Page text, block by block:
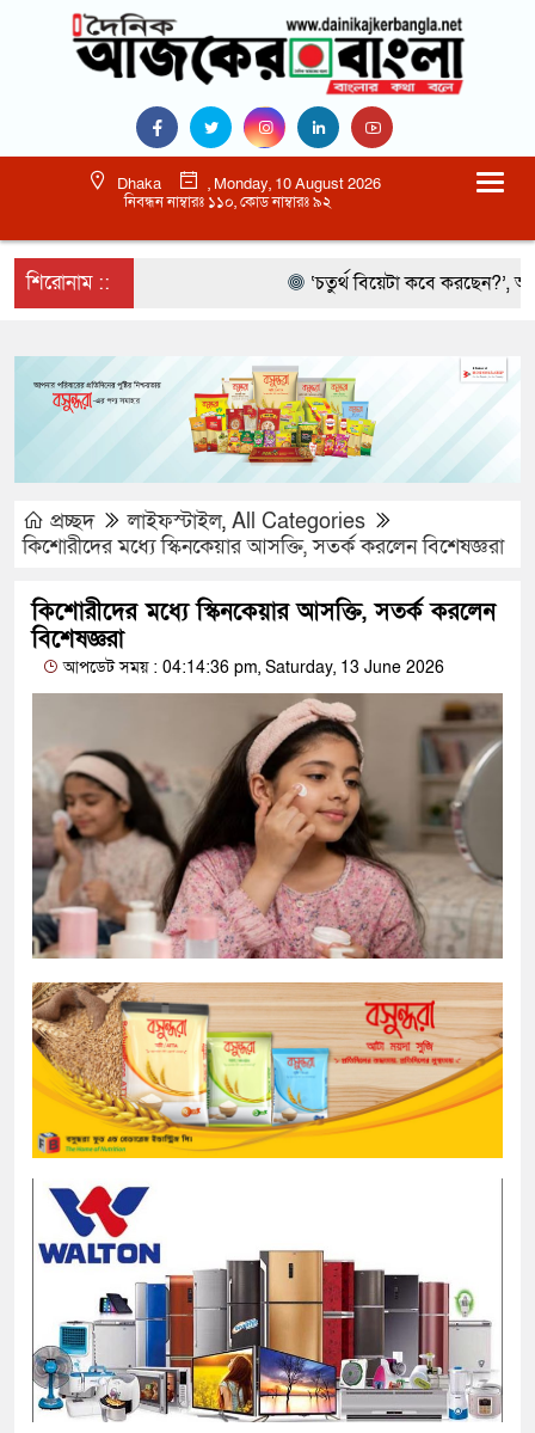
Dhaka
, Monday, 10 August 2026
নিবন্ধন নাম্বারঃ ১১০, কোড নাম্বারঃ ৯২
শিরোনাম :: ‘চতুর্থ বিয়েটা কবে করছেন?’,
প্রচ্ছদ লাইফস্টাইল, All Categories
কিশোরীদের মধ্যে স্কিনকেয়ার আসক্তি, সতর্ক করলেন বিশেষজ্ঞরা
কিশোরীদের মধ্যে স্কিনকেয়ার আসক্তি, সতর্ক করলেন
বিশেষজ্ঞরা
আপডেট সময় : 04:14:36 pm, Saturday, 13 June 2026